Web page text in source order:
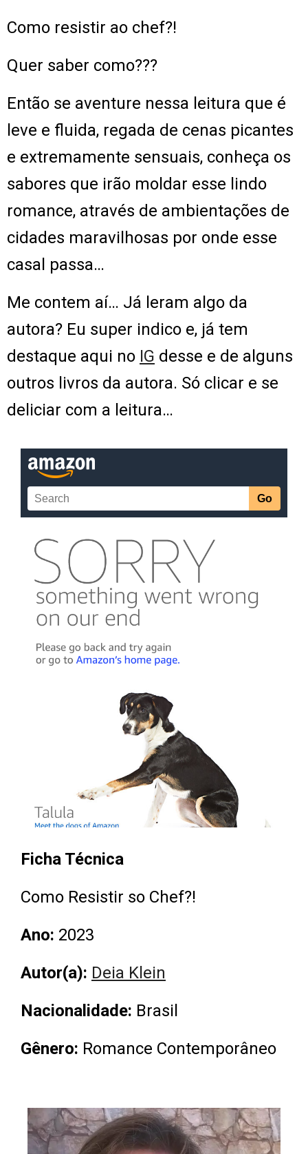
Como resistir ao chef?!
Quer saber como???
Então se aventure nessa leitura que é
leve e fluida, regada de cenas picantes
e extremamente sensuais, conheça os
sabores que irão moldar esse lindo
romance, através de ambientações de
cidades maravilhosas por onde esse
casal passa…
Me contem aí… Já leram algo da
autora? Eu super indico e, já tem
destaque aqui no IG desse e de alguns
outros livros da autora. Só clicar e se
deliciar com a leitura…
Ficha Técnica
Como Resistir so Chef?!
Ano: 2023
Autor(a): Deia Klein
Nacionalidade: Brasil
Gênero: Romance Contemporâneo